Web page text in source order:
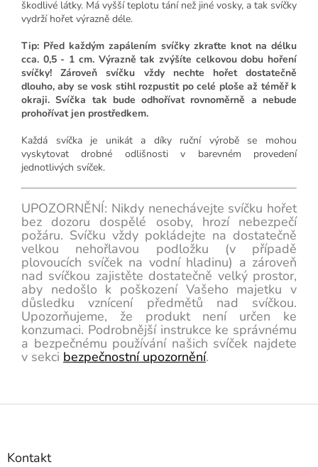
škodlivé látky. Má vyšší teplotu tání než jiné vosky, a tak svíčky
vydrží hořet výrazně déle.
Tip: Před každým zapálením svíčky zkraťte knot na délku
cca. 0,5 - 1 cm. Výrazně tak zvýšíte celkovou dobu hoření
svíčky! Zároveň svíčku vždy nechte hořet dostatečně
dlouho, aby se vosk stihl rozpustit po celé ploše až téměř k
okraji. Svíčka tak bude odhořívat rovnoměrně a nebude
prohořívat jen prostředkem.
Každá svíčka je unikát a díky ruční výrobě se mohou
vyskytovat drobné odlišnosti v barevném provedení
jednotlivých svíček.
UPOZORNĚNÍ: Nikdy nenechávejte svíčku hořet
bez dozoru dospělé osoby, hrozí nebezpečí
požáru. Svíčku vždy pokládejte na dostatečně
velkou nehořlavou podložku (v případě
plovoucích svíček na vodní hladinu) a zároveň
nad svíčkou zajistěte dostatečně velký prostor,
aby nedošlo k poškození Vašeho majetku v
důsledku vznícení předmětů nad svíčkou.
Upozorňujeme, že produkt není určen ke
konzumaci. Podrobnější instrukce ke správnému
a bezpečnému používání našich svíček najdete
v sekci bezpečnostní upozornění.
Z
Kontakt